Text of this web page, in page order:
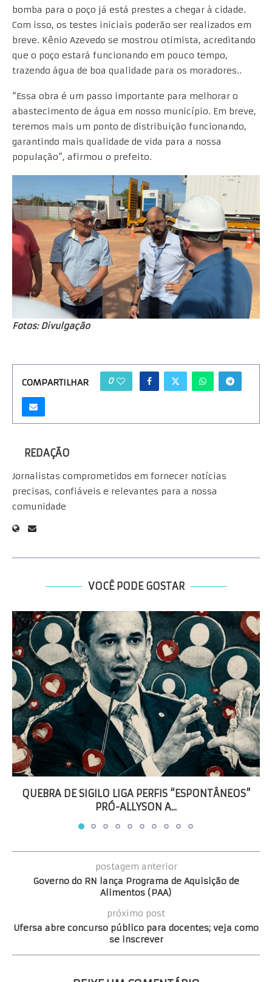
bomba para o poço já está prestes a chegar à cidade.
Com isso, os testes iniciais poderão ser realizados em
breve. Kênio Azevedo se mostrou otimista, acreditando
que o poço estará funcionando em pouco tempo,
trazendo água de boa qualidade para os moradores..
“Essa obra é um passo importante para melhorar o
abastecimento de água em nosso município. Em breve,
teremos mais um ponto de distribuição funcionando,
garantindo mais qualidade de vida para a nossa
população”, afirmou o prefeito.
Fotos: Divulgação
COMPARTILHAR 0
REDAÇÃO
Jornalistas comprometidos em fornecer notícias
precisas, confiáveis e relevantes para a nossa
comunidade
VOCÊ PODE GOSTAR
QUEBRA DE SIGILO LIGA PERFIS “ESPONTÂNEOS”
PRÓ-ALLYSON A...
postagem anterior
Governo do RN lança Programa de Aquisição de
Alimentos (PAA)
próximo post
Ufersa abre concurso público para docentes; veja como
se inscrever